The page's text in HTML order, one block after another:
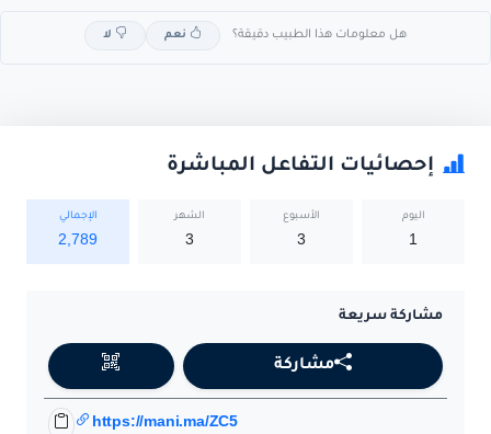
هل معلومات هذا الطبيب دقيقة؟ نعم لا
إحصائيات التفاعل المباشرة
اليوم
1
الأسبوع
3
الشهر
3
الإجمالي
2,789
مشاركة سريعة
مشاركة
https://mani.ma/ZC5